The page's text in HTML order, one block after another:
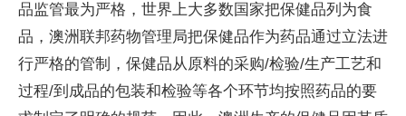
品监管最为严格，世界上大多数 国家把保健品列为食
品，澳洲联邦药物管理局把保健品作为药品通过立法进
行严格的管制，保健品从原料的采购/检验/生产工艺和
过程/到成品的包装和检验等各个环节均按照药品的要